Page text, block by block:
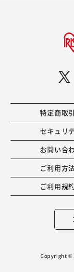
特定商取
セキュリ
お問い合
ご利用方
ご利用規
Copyright ©